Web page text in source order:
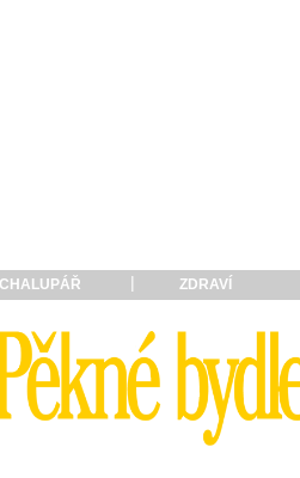
ZDRAVÍ